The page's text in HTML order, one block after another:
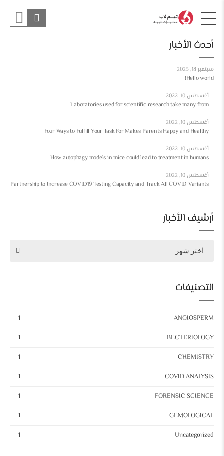
أحدث الأخبار
سبتمبر 18, 2023
Hello world!
أغسطس 10, 2022
Laboratories used for scientific research take many from
أغسطس 10, 2022
Four Ways to Fulfill Your Task For Makes Parents Happy and Healthy
أغسطس 10, 2022
How autophagy models in mice could lead to treatment in humans
أغسطس 10, 2022
Partnership to Increase COVID19 Testing Capacity and Track All COVID Variants
أرشيف الأخبار
اختر شهر
التصنيفات
ANGIOSPERM
1
BECTERIOLOGY
1
CHEMISTRY
1
COVID ANALYSIS
1
FORENSIC SCIENCE
1
GEMOLOGICAL
1
Uncategorized
1